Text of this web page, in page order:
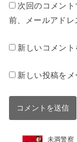
次回のコメン
前、メールアドレ
新しいコメン
新しい投稿を
未満警察